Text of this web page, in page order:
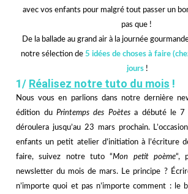
avec vos enfants pour malgré tout passer un
pas que !
De la ballade au grand air à la journée
notre sélection de 5 idées de choses à faire
jours!
1/ Réalisez notre tuto du mois !
Nous vous en parlions dans notredernière
édition du Printemps des Poètesa débuté le
déroulera jusqu’au 23 mars prochain.
enfants un petit atelier d’initiation à l’écriture
faire, suivez notre tuto “Mon petit poème“,
newsletter du mois de mars. Le principe ?
n’importe quoi et pas n’importe comment : le